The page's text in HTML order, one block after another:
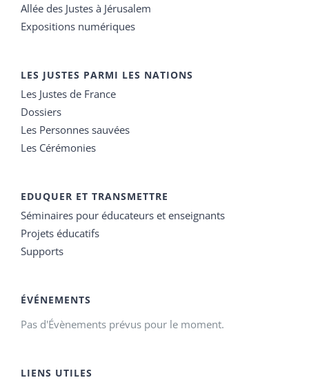
Allée des Justes à Jérusalem
Expositions numériques
LES JUSTES PARMI LES NATIONS
Les Justes de France
Dossiers
Les Personnes sauvées
Les Cérémonies
EDUQUER ET TRANSMETTRE
Séminaires pour éducateurs et enseignants
Projets éducatifs
Supports
ÉVÉNEMENTS
Pas d'Évènements prévus pour le moment.
LIENS UTILES